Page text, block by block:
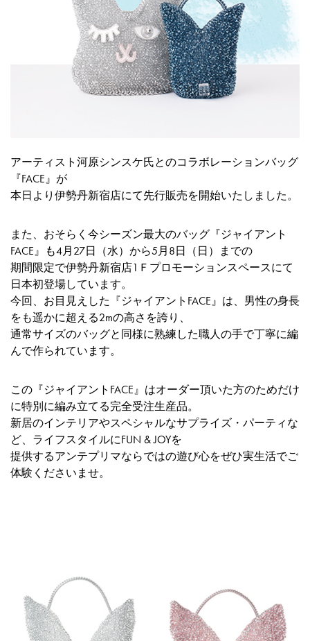
アーティスト河原シンスケ氏とのコラボレーションバッグ
『FACE』が
本日より伊勢丹新宿店にて先行販売を開始いたしました。
また、おそらく今シーズン最大のバッグ『ジャイアント
FACE』も4月27日（水）から5月8日（日）までの
期間限定で伊勢丹新宿店1Ｆプロモーションスペースにて
日本初登場しています。
今回、お目見えした『ジャイアントFACE』は、男性の身長
をも遥かに超える2mの高さを誇り、
通常サイズのバッグと同様に熟練した職人の手で丁寧に編
んで作られています。
この『ジャイアントFACE』はオーダー頂いた方のためだけ
に特別に編み立てる完全受注生産品。
新居のインテリアやスペシャルなサプライズ・パーティな
ど、ライフスタイルにFUN & JOYを
提供するアンテプリマならではの遊び心をぜひ実生活でご
体験くださいませ。